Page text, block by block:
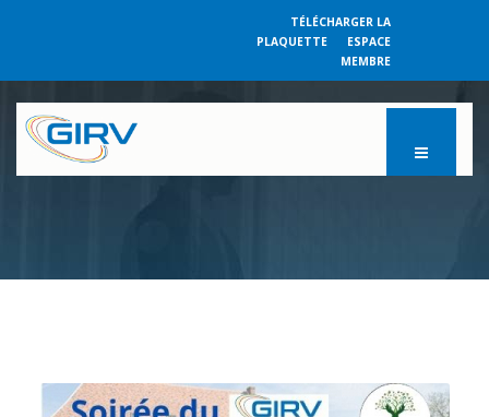
TÉLÉCHARGER LA
PLAQUETTE
ESPACE
MEMBRE